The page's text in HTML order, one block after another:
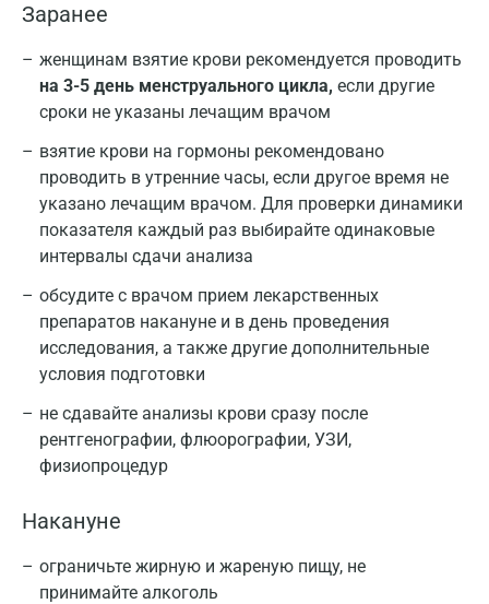
Заранее
женщинам взятие крови рекомендуется проводить
на 3-5 день менструального цикла, если другие
сроки не указаны лечащим врачом
взятие крови на гормоны рекомендовано
проводить в утренние часы, если другое время не
указано лечащим врачом. Для проверки динамики
показателя каждый раз выбирайте одинаковые
интервалы сдачи анализа
обсудите с врачом прием лекарственных
препаратов накануне и в день проведения
исследования, а также другие дополнительные
условия подготовки
не сдавайте анализы крови сразу после
рентгенографии, флюорографии, УЗИ,
физиопроцедур
Накануне
ограничьте жирную и жареную пищу, не
принимайте алкоголь